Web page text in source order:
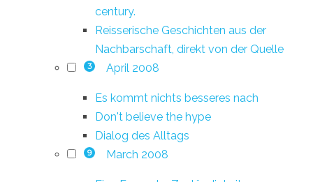
century.
Reisserische Geschichten aus der
Nachbarschaft, direkt von der Quelle
3 April 2008
Es kommt nichts besseres nach
Don't believe the hype
Dialog des Alltags
9 March 2008